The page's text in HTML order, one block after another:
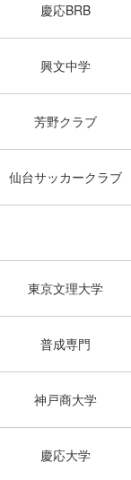
慶応BRB
興文中学
芳野クラブ
仙台サッカークラブ
東京文理大学
普成専門
神戸商大学
慶応大学